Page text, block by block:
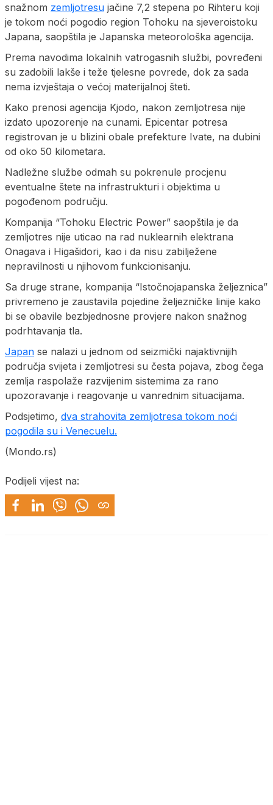
snažnom zemljotresu jačine 7,2 stepena po Rihteru koji
je tokom noći pogodio region Tohoku na sjeveroistoku
Japana, saopštila je Japanska meteorološka agencija.
Prema navodima lokalnih vatrogasnih službi, povređeni
su zadobili lakše i teže tjelesne povrede, dok za sada
nema izvještaja o većoj materijalnoj šteti.
Kako prenosi agencija Kjodo, nakon zemljotresa nije
izdato upozorenje na cunami. Epicentar potresa
registrovan je u blizini obale prefekture Ivate, na dubini
od oko 50 kilometara.
Nadležne službe odmah su pokrenule procjenu
eventualne štete na infrastrukturi i objektima u
pogođenom području.
Kompanija “Tohoku Electric Power” saopštila je da
zemljotres nije uticao na rad nuklearnih elektrana
Onagava i Higašidori, kao i da nisu zabilježene
nepravilnosti u njihovom funkcionisanju.
Sa druge strane, kompanija “Istočnojapanska željeznica”
privremeno je zaustavila pojedine željezničke linije kako
bi se obavile bezbjednosne provjere nakon snažnog
podrhtavanja tla.
Japan se nalazi u jednom od seizmički najaktivnijih
područja svijeta i zemljotresi su česta pojava, zbog čega
zemlja raspolaže razvijenim sistemima za rano
upozoravanje i reagovanje u vanrednim situacijama.
Podsjetimo, dva strahovita zemljotresa tokom noći
pogodila su i Venecuelu.
(Mondo.rs)
Podijeli vijest na: